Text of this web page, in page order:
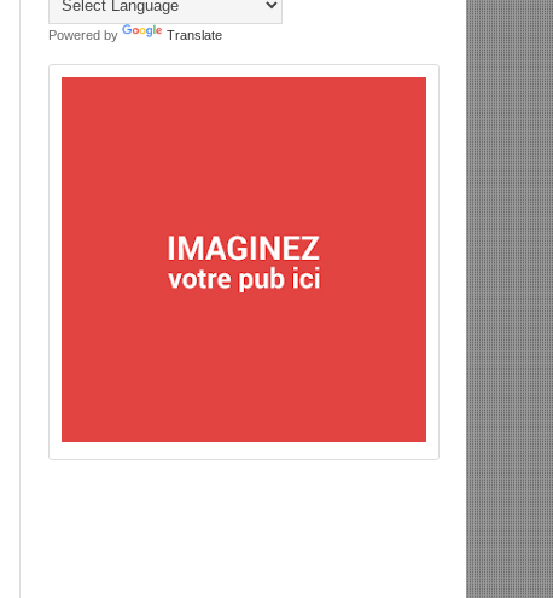
Powered by Translate